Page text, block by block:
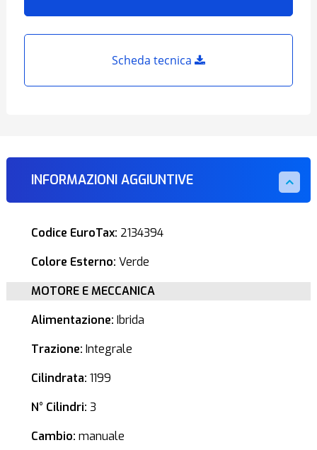
Scheda tecnica
INFORMAZIONI AGGIUNTIVE
Codice EuroTax: 2134394
Colore Esterno: Verde
MOTORE E MECCANICA
Alimentazione: Ibrida
Trazione: Integrale
Cilindrata: 1199
N° Cilindri: 3
Cambio: manuale